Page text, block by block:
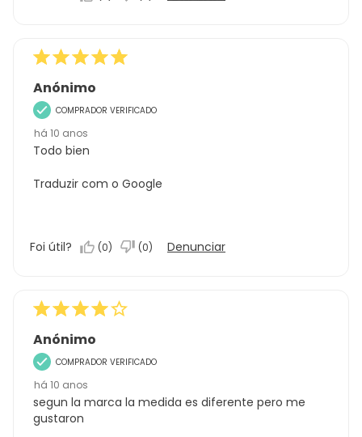
Anónimo
COMPRADOR VERIFICADO
há 10 anos
Todo bien
Traduzir com o Google
Foi útil? (0) (0) Denunciar
Anónimo
COMPRADOR VERIFICADO
há 10 anos
segun la marca la medida es diferente pero me
gustaron